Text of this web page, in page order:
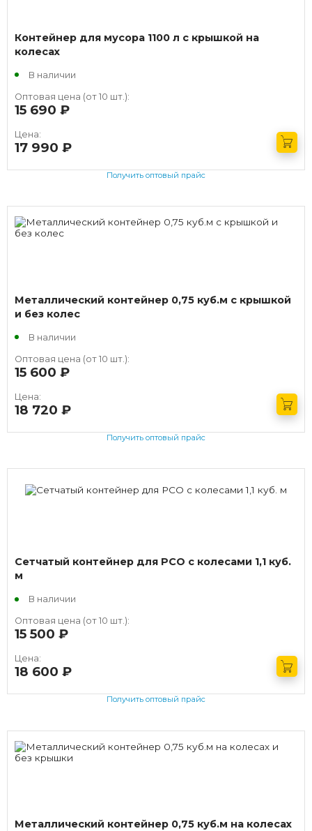
Контейнер для мусора 1100 л с крышкой на
колесах
В наличии
Оптовая цена (от 10 шт.):
15 690
Цена:
17 990
Получить оптовый прайс
Металлический контейнер 0,75 куб.м с крышкой
и без колес
В наличии
Оптовая цена (от 10 шт.):
15 600
Цена:
18 720
Получить оптовый прайс
Сетчатый контейнер для РСО с колесами 1,1 куб.
м
В наличии
Оптовая цена (от 10 шт.):
15 500
Цена:
18 600
Получить оптовый прайс
Металлический контейнер 0,75 куб.м на колесах